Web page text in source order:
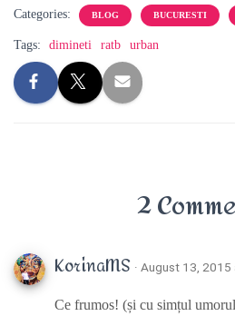
Categories: BLOG BUCURESTI
Tags: dimineti ratb urban
2
KorinaMS · August 13,
Ce frumos! (și cu simțul